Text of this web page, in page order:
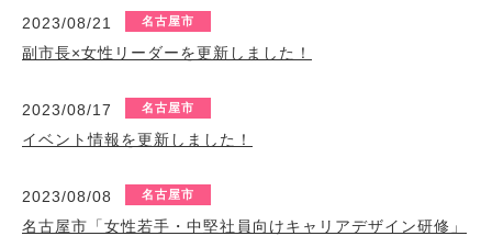
2023/08/21 名古屋市
副市長×女性リーダーを更新しました！
2023/08/17 名古屋市
イベント情報を更新しました！
2023/08/08 名古屋市
名古屋市「女性若手・中堅社員向けキャリアデザイン研修」